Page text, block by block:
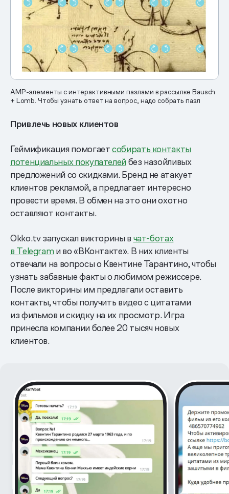
AMP-элементы с интерактивными пазлами в рассылке Bausch
+ Lomb. Чтобы узнать ответ на вопрос, надо собрать пазл
Привлечь новых клиентов
Геймификация помогаетсобирать контакты
потенциальных покупателейбез назойливых
предложений со скидками. Бренд не атакует
клиентов рекламой, а предлагает интересно
провести время. В обмен на это они охотно
оставляют контакты.
Okko.tv запускал викторины в чат-ботах
в Telegramи во «ВКонтакте». В них клиенты
отвечали на вопросы о Квентине Тарантино, чтобы
узнать забавные факты о любимом режиссере.
После викторины им предлагали оставить
контакты, чтобы получить видео с цитатами
из фильмов и скидку на их просмотр. Игра
принесла компании более 20 тысяч новых
клиентов.